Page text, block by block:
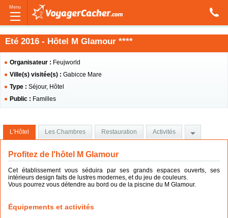
Menu
Eté 2016 - Hôtel M Glamour ****
Organisateur : Feujworld
Ville(s) visitée(s) : Gabicce Mare
Type : Séjour, Hôtel
Public : Familles
L'Hôtel Les Chambres Restauration Activités
Profitez de l'hôtel M Glamour
Cet établissement vous séduira par ses grands espaces ouverts, ses
intérieurs design faits de lustres modernes, et du jeu de couleurs.
Vous pourrez vous détendre au bord ou de la piscine du M Glamour.
Équipements et activités